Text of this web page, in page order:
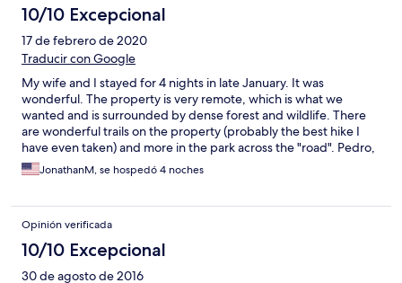
10/10 Excepcional
17 de febrero de 2020
Traducir con Google
My wife and I stayed for 4 nights in late January. It was
wonderful. The property is very remote, which is what we
wanted and is surrounded by dense forest and wildlife. There
are wonderful trails on the property (probably the best hike I
have even taken) and more in the park across the "road". Pedro,
Luis, and Alba were great hosts. There is a schedule for meals, so
you just show up and the food is ready. There is no menu, but I
down to a wonderful meal. Alba always had coffee or tea
available to us. Fresh fruit and fruit juice were plentiful. On the
last day, Alba showed me how she prepared the plantains,
which was great as mine never turn out nearly as well. There
were plenty of birds (my wife is a birder) and plenty of other
JonathanM, se hospedó 4 noches
Opinión verificada
10/10 Excepcional
30 de agosto de 2016